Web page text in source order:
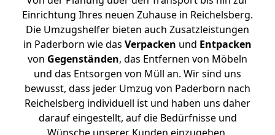
Einrichtung Ihres neuen Zuhause in Reichelsberg.
Die Umzugshelfer bieten auch Zusatzleistungen
in Paderborn wie das Verpacken und Entpacken
von Gegenständen, das Entfernen von Möbeln
und das Entsorgen von Müll an. Wir sind uns
bewusst, dass jeder Umzug von Paderborn nach
Reichelsberg individuell ist und haben uns daher
darauf eingestellt, auf die Bedürfnisse und